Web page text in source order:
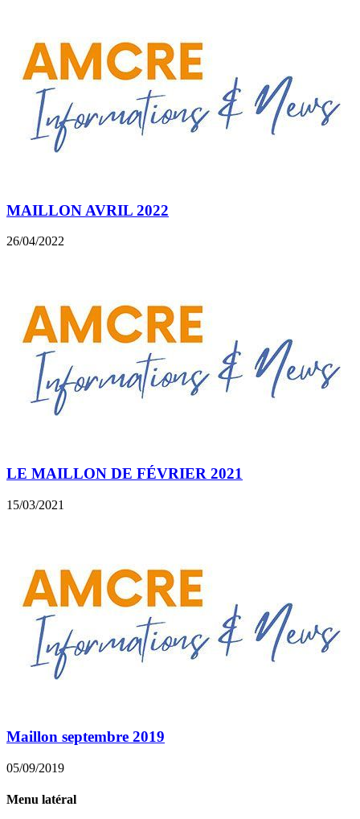
MAILLON AVRIL 2022
26/04/2022
LE MAILLON DE FÉVRIER 2021
15/03/2021
Maillon septembre 2019
05/09/2019
Menu latéral